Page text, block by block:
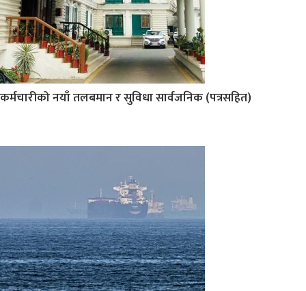
कर्मचारीको नयाँ तलबमान र सुविधा सार्वजनिक (पत्रसहित)